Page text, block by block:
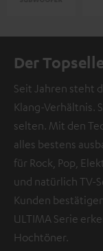
Der
Seit Jahren steht
Klang-Verhältnis.
selten. Mit den
alles bestens
für Rock, Pop,
und natürlich TV-
Kunden
ULTIMA Serie
Hochtöner.